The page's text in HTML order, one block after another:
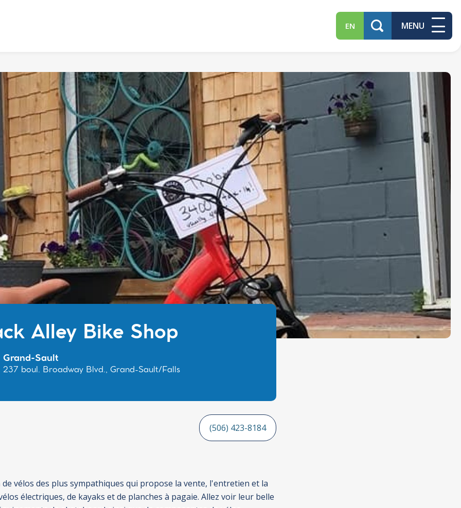
MENU
EN
Alley Bike Shop
Grand-Sault
237 boul. Broadway Blvd., Grand-Sault/Falls
(506) 423-8184
vélos des plus sympathiques qui propose la vente, l'entretien et la
électriques, de kayaks et de planches à pagaie. Allez voir leur belle